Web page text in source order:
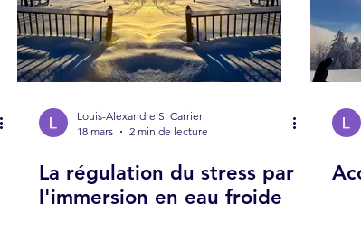
Louis-Alexandre S. Carrier
18 mars
2 min de lecture
La régulation du stress par
l'immersion en eau froide